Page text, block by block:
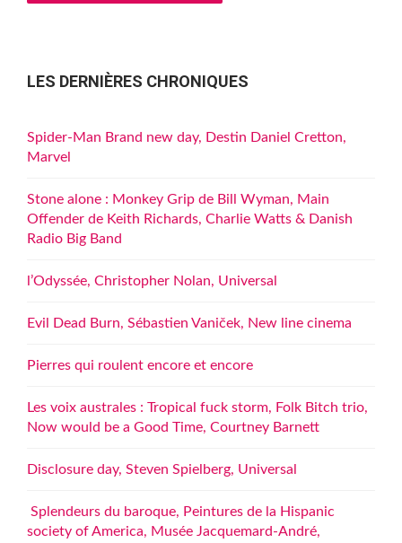
LES DERNIÈRES CHRONIQUES
Spider-Man Brand new day, Destin Daniel Cretton,
Marvel
Stone alone : Monkey Grip de Bill Wyman, Main
Offender de Keith Richards, Charlie Watts & Danish
Radio Big Band
l’Odyssée, Christopher Nolan, Universal
Evil Dead Burn, Sébastien Vaniček, New line cinema
Pierres qui roulent encore et encore
Les voix australes : Tropical fuck storm, Folk Bitch trio,
Now would be a Good Time, Courtney Barnett
Disclosure day, Steven Spielberg, Universal
Splendeurs du baroque, Peintures de la Hispanic
society of America, Musée Jacquemard-André,